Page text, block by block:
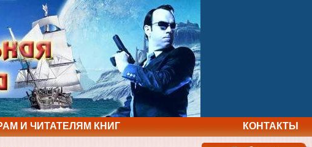
И ЧИТАТЕЛЯМ КНИГ КОНТАКТЫ